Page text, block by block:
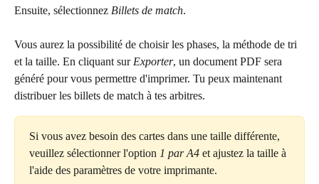
Ensuite, sélectionnez Billets de match.
Vous aurez la possibilité de choisir les phases, la méthode de tri
et la taille. En cliquant sur Exporter, un document PDF sera
généré pour vous permettre d'imprimer. Tu peux maintenant
distribuer les billets de match à tes arbitres.
Si vous avez besoin des cartes dans une taille différente,
veuillez sélectionner l'option 1 par A4 et ajustez la taille à
l'aide des paramètres de votre imprimante.